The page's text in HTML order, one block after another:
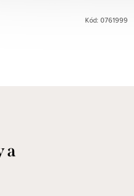
Kód: 0761999
a